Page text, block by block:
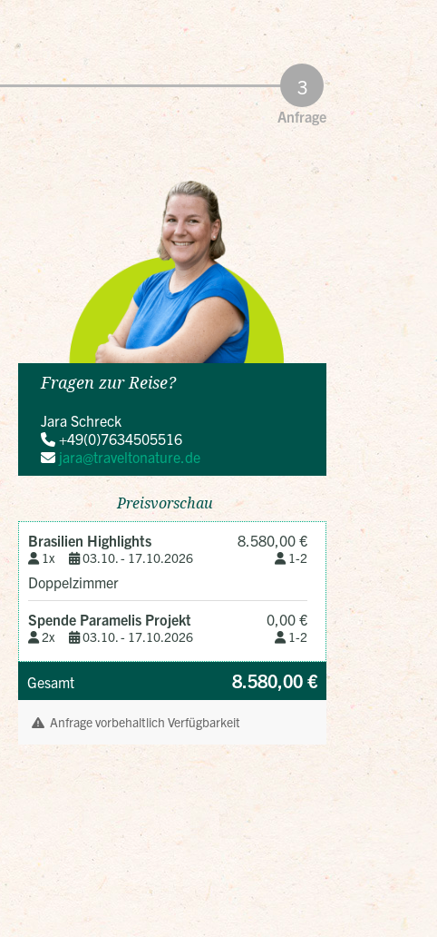
Anfrage
Fragen zur Reise?
Jara Schreck
+49(0)7634505516
jara@traveltonature.de
Preisvorschau
8.580,00 €
Brasilien Highlights
1x 03.10. - 17.10.2026 1-2
Doppelzimmer
0,00 €
Spende Paramelis Projekt
2x 03.10. - 17.10.2026 1-2
Gesamt 8.580,00 €
Anfrage vorbehaltlich Verfügbarkeit